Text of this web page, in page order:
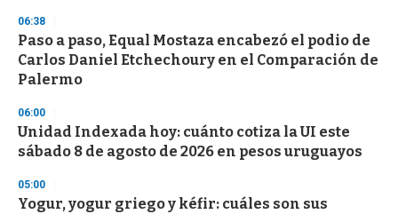
s
e
c
o
n
06:38
Paso a paso, Equal Mostaza encabezó el podio de
Carlos Daniel Etchechoury en el Comparación de
Palermo
06:00
Unidad Indexada hoy: cuánto cotiza la UI este
sábado 8 de agosto de 2026 en pesos uruguayos
05:00
Yogur, yogur griego y kéfir: cuáles son sus